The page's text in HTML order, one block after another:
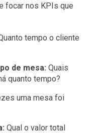
focar nos KPIs que
tempo o cliente
de mesa: Quais
quanto tempo?
uma mesa foi
Qual o valor total